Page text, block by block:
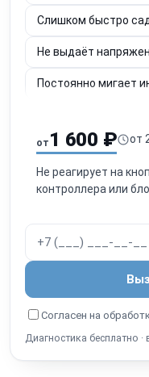
Слишком быстро
Не выдаёт
Постоянно мигает
Срабатывает
Не включается
от 1 600 ₽ от
Не реагирует на
контроллера или
Согласен на
Диагностика бесплатно